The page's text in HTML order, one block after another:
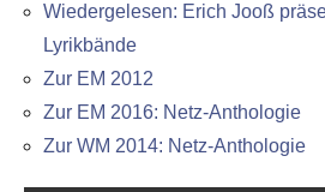
Wiedergelesen: Erich Jooß
Lyrikbände
Zur EM 2012
Zur EM 2016: Netz-Anthologie
Zur WM 2014: Netz-Anthologie